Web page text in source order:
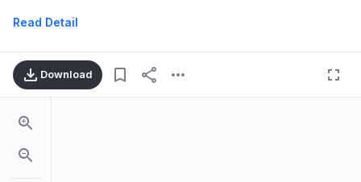
Read Detail
Download